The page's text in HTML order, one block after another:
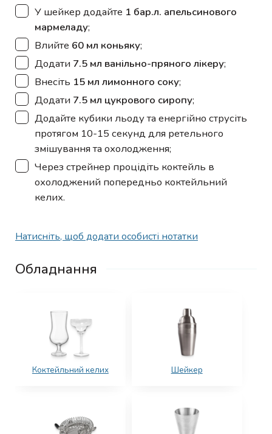
▢
У шейкер додайте 1 бар.л. апельсинового
мармеладу;
▢
Влийте 60 мл коньяку;
▢
Додати 7.5 мл ванільно-пряного лікеру;
▢
Внесіть 15 мл лимонного соку;
▢
Додати 7.5 мл цукрового сиропу;
▢
Додайте кубики льоду та енергійно струсіть
протягом 10-15 секунд для ретельного
змішування та охолодження;
▢
Через стрейнер процідіть коктейль в
охолоджений попередньо коктейльний
келих.
Натисніть, щоб додати особисті нотатки
Обладнання
Коктейльний келих Шейкер